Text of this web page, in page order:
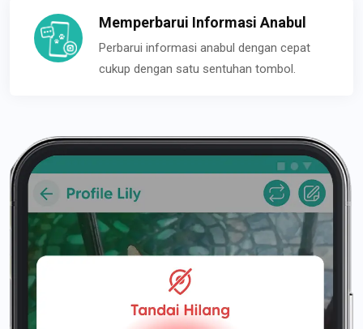
Memperbarui Informasi Anabul
Perbarui informasi anabul dengan cepat
cukup dengan satu sentuhan tombol.